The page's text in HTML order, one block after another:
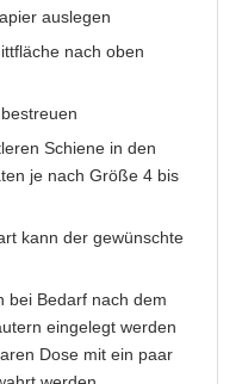
auslegen
nach oben
Schiene in den
je nach Größe 4 bis
kann der gewünschte
bei Bedarf nach dem
eingelegt werden
Dose mit ein paar